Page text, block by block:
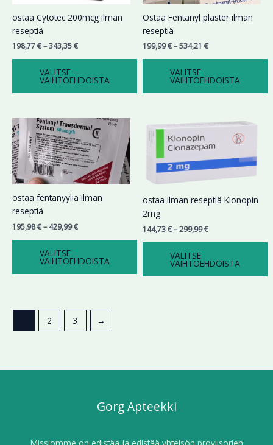
ostaa Cytotec 200mcg ilman
reseptiä
198,77€–343,35€
VALITSE
VAIHTOEHDOISTA
tehdä
valinnat
tuotteen
Ostaa Fentanyl plaster ilman
reseptiä
199,99€–534,21 €
VALITSE
VAIHTOEHDOISTA
tehdä
valinnat
tuotteen
ostaa fentanyyliä ilman
reseptiä
195,98€– 429,99€
Hintaluokka:
195,98 €
-
429,99 €
VALITSE
VAIHTOEHDOISTA
Tällä
tuotteella
on
useampi
muunnelma.
tehdä
valinnat
tuotteen
ostaa ilman reseptiä Klonopin
2mg
144,73€–299,99€
Hintaluokka:
144,73 €
299,99 €
VALITSE
VAIHTOEHDOISTA
Tällä
tuotteella
useampi
muunnelma.
tehdä
valinnat
tuotteen
sivulla.
2 3 →
Gorg Apteekki